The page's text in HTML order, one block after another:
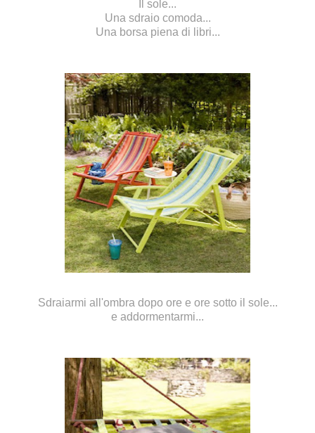
Il sole...
Una sdraio comoda...
Una borsa piena di libri...
Sdraiarmi all'ombra dopo ore e ore sotto il sole...
e addormentarmi...